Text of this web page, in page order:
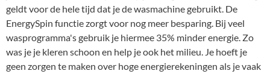
geldt voor de hele tijd dat je de wasmachine gebruikt. De
EnergySpin functie zorgt voor nog meer besparing. Bij veel
wasprogramma's gebruik je hiermee 35% minder energie. Zo
was je je kleren schoon en help je ook het milieu. Je hoeft je
geen zorgen te maken over hoge energierekeningen als je vaak